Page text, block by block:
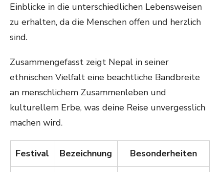
Einblicke in die unterschiedlichen Lebensweisen
zu erhalten, da die Menschen offen und herzlich
sind.
Zusammengefasst zeigt Nepal in seiner
ethnischen Vielfalt eine beachtliche Bandbreite
an menschlichem Zusammenleben und
kulturellem Erbe, was deine Reise unvergesslich
machen wird.
Festival Bezeichnung Besonderheiten